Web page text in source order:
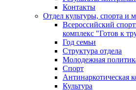
Контакты
Отдел культуры, спорта и
Всероссийский
комплекс "Готов к
Год семьи
Структура отдела
Молодежная
Спорт
Антинаркотическая
Культура